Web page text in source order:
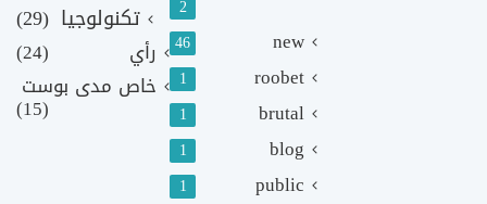
2
new
46
roobet
1
brutal
1
blog
1
public
1
تكنولوجيا (29)
رأي
(24)
خاص مدى بوست
(15)